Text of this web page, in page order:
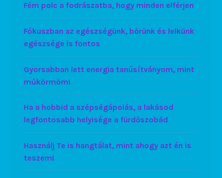
Fém polc a fodrászatba, hogy minden elférjen
Fókuszban az egészségünk, bőrünk és lelkünk
egészsége is fontos
Gyorsabban lett energia tanúsítványom, mint
műkörmöm!
Ha a hobbid a szépségápolás, a lakásod
legfontosabb helyisége a fürdőszobád
Használj Te is hangtálat, mint ahogy azt én is
teszem!